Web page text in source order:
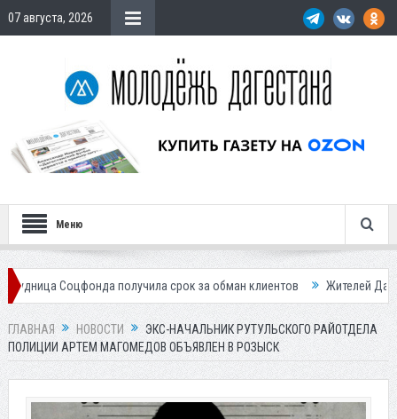
07 августа, 2026
Меню
получила срок за обман клиентов Жителей Дагестана
ГЛАВНАЯ НОВОСТИ
ЭКС-НАЧАЛЬНИК РУТУЛЬСКОГО РАЙОТДЕЛА
ПОЛИЦИИ АРТЕМ МАГОМЕДОВ ОБЪЯВЛЕН В РОЗЫСК